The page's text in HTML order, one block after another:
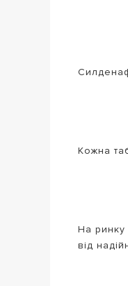
Кожна
На ринку
від